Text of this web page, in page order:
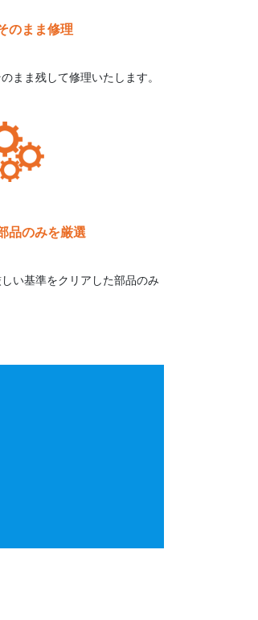
のまま修理
まま残して修理いたします。
品のみを厳選
い基準をクリアした部品のみ